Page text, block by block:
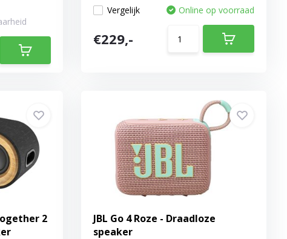
Vergelijk Online op voorraad
€229,-
2
JBL Go 4 Roze - Draadloze
speaker